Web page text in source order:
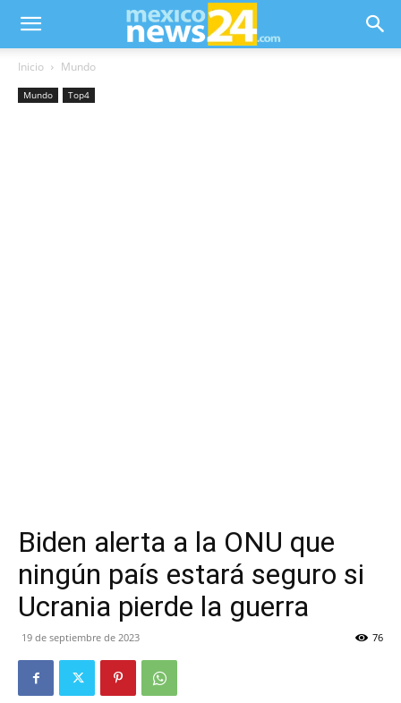
Inicio Mundo
Mundo Top4
Biden alerta a la ONU que
ningún país estará seguro si
Ucrania pierde la guerra
19 de septiembre de 2023 76